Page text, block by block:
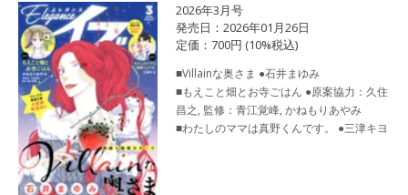
2026年3月号
発売日：2026年01月26日
定価：700円 (10%税込)
■Villainな奥さま ●石井まゆみ
■もえこと畑とお寺ごはん ●原案協力：久住
昌之, 監修：青江覚峰, かねもりあやみ
■わたしのママは真野くんです。 ●三津キヨ